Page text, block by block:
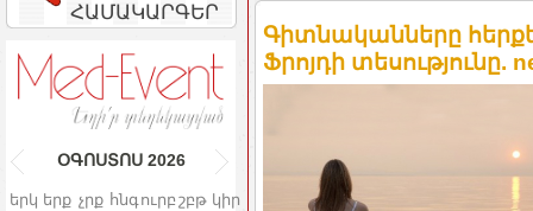
ՀԱՄԱԿԱՐԳԵՐ
ՕԳՈՍՏՈՍ 2026
երկ երք չրք հնգուրբ շբթ կիր
Գիտնականները
Ֆրոյդի տեսությունը.